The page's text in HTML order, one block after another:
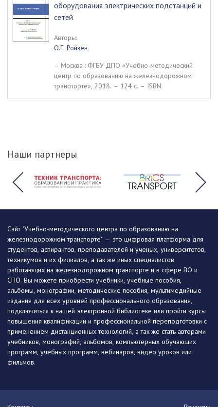
оборудования электрических подстанций и
сетей
Авторы:
О.Г. Ройзен
– Москва : ФГБУ ДПО «Учебно-методический
центр по образованию на железнодорожном
транспорте», 2018. – 124 c. – ISBN
Наши партнеры
Сайт "Учебно-методического центра по образованию на
железнодорожном транспорте" — это цифровая платформа для
студентов, аспирантов, преподавателей и ученых, университетов,
техникумов и их филиалов, а так же иных специалистов
работающих на железнодорожном транспорте и в сфере ВО и
СПО. Вы можете приобрести учебники, учебные пособия,
альбомы, монографии, методические пособия, мультимедийные
издания для всех уровней профессионального образования,
подключиться к нашей электронной библиотеке или пройти курсы
повышения квалификации и профессиональной переподготовки с
применением дистанционных технологий, а так же стать авторами
учебников, монографий, альбомов, компьютерных обучающих
программ, учебных программ, вебинаров, видео уроков или
фильмов.